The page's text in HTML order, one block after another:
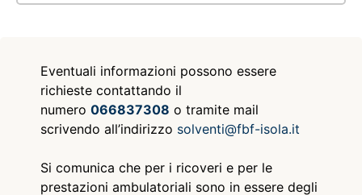
Eventuali informazioni possono essere
richieste contattando il
numero 066837308 o tramite mail
scrivendo all’indirizzo solventi@fbf-isola.it
Si comunica che per i ricoveri e per le
prestazioni ambulatoriali sono in essere degli